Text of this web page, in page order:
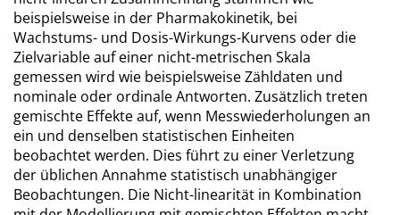
beispielsweise in der Pharmakokinetik, bei
Wachstums- und Dosis-Wirkungs-Kurvens oder die
Zielvariable auf einer nicht-metrischen Skala
gemessen wird wie beispielsweise Zähldaten und
nominale oder ordinale Antworten. Zusätzlich treten
gemischte Effekte auf, wenn Messwiederholungen an
ein und denselben statistischen Einheiten
beobachtet werden. Dies führt zu einer Verletzung
der üblichen Annahme statistisch unabhängiger
Beobachtungen. Die Nicht-linearität in Kombination